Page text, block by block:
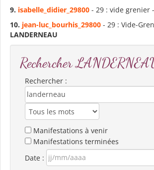
9. isabelle_didier_29800 - 29 : vide grenier -
10. jean-luc_bourhis_29800 - 29 : Vide-
LANDERNEAU
Rechercher
Rechercher :
Manifestations à venir
Manifestations terminées
Date :